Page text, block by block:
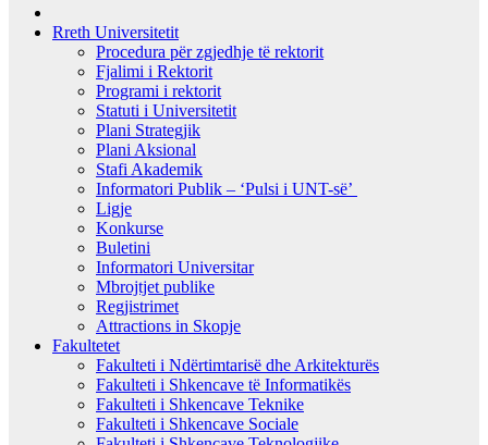
Rreth Universitetit
Procedura për zgjedhje të rektorit
Fjalimi i Rektorit
Programi i rektorit
Statuti i Universitetit
Plani Strategjik
Plani Aksional
Stafi Akademik
Informatori Publik – ‘Pulsi i UNT-së’
Ligje
Konkurse
Buletini
Informatori Universitar
Mbrojtjet publike
Regjistrimet
Attractions in Skopje
Fakultetet
Fakulteti i Ndërtimtarisë dhe Arkitekturës
Fakulteti i Shkencave të Informatikës
Fakulteti i Shkencave Teknike
Fakulteti i Shkencave Sociale